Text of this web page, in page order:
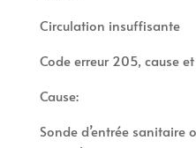
Circulation insuffisante
Code erreur 205, cause
Cause:
Sonde d’entrée